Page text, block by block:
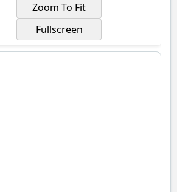
Zoom To Fit
Fullscreen